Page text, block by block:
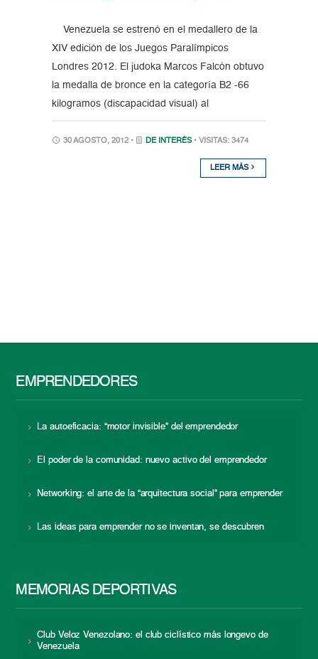
Venezuela se estrenó en el medallero de la
XIV edición de los Juegos Paralímpicos
Londres 2012. El judoka Marcos Falcón obtuvo
la medalla de bronce en la categoría B2 -66
kilogramos (discapacidad visual) al
30 AGOSTO, 2012 • DE INTERÉS • VISITAS: 3474
LEER MÁS
EMPRENDEDORES
La autoeficacia: “motor invisible” del emprendedor
El poder de la comunidad: nuevo activo del emprendedor
Networking: el arte de la “arquitectura social” para emprender
Las ideas para emprender no se inventan, se descubren
MEMORIAS DEPORTIVAS
Club Veloz Venezolano: el club ciclístico más longevo de
Venezuela